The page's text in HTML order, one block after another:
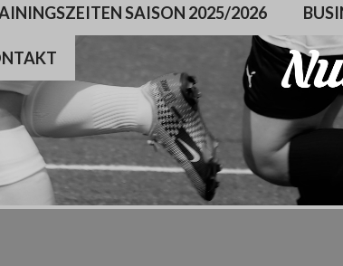
SAISON 2025/2026